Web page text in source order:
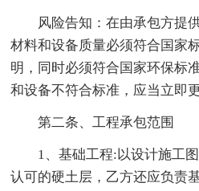
风险告知：在由承包方提
材料和设备质量必须符合国家
明，同时必须符合国家环保标
和设备不符合标准，应当立即
第二条、工程承包范围
1、基础工程:以设计施工
认可的硬土层，乙方还应负责